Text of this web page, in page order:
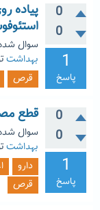
0
0
1
پاسخ
پیاده
سوال
بهداشت
قرص
0
0
1
پاسخ
قطع
سوال
بهداشت
دارو
قرص